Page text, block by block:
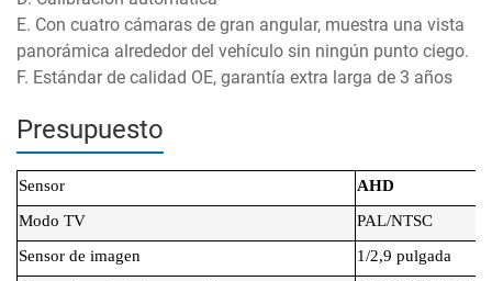
E. Con cuatro cámaras de gran angular, muestra una vista
panorámica alrededor del vehículo sin ningún punto ciego.
F. Estándar de calidad OE, garantía extra larga de 3 años
Presupuesto
Sensor
AHD
Modo TV
PAL/NTSC
Sensor de imagen
1/2,9 pulgada